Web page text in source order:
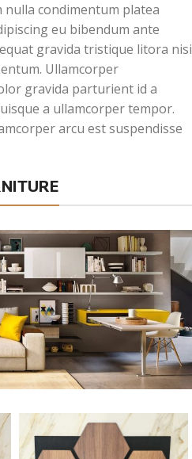
condimentum platea
eu bibendum ante
gravida tristique litora nisi
Ullamcorper
gravida parturient id a
a ullamcorper tempor.
arcu est suspendisse